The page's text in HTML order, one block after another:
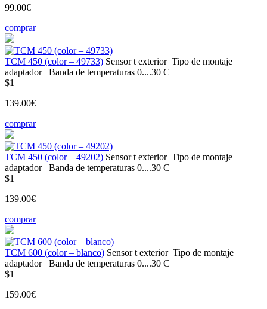
99.00€
comprar
ТСМ 450 (color – 49733) Sensor t exterior Tipo de montaje
adaptador
Banda de temperaturas 0....30 С
$1
139.00€
comprar
ТСМ 450 (color – 49202) Sensor t exterior Tipo de montaje
adaptador
Banda de temperaturas 0....30 С
$1
139.00€
comprar
ТСМ 600 (color – blanco) Sensor t exterior Tipo de montaje
adaptador
Banda de temperaturas 0....30 С
$1
159.00€